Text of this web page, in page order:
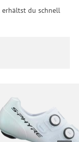
erhältst du schnell